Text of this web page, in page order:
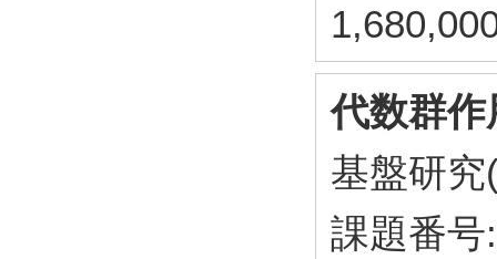
代数群
基盤研究
課題番号